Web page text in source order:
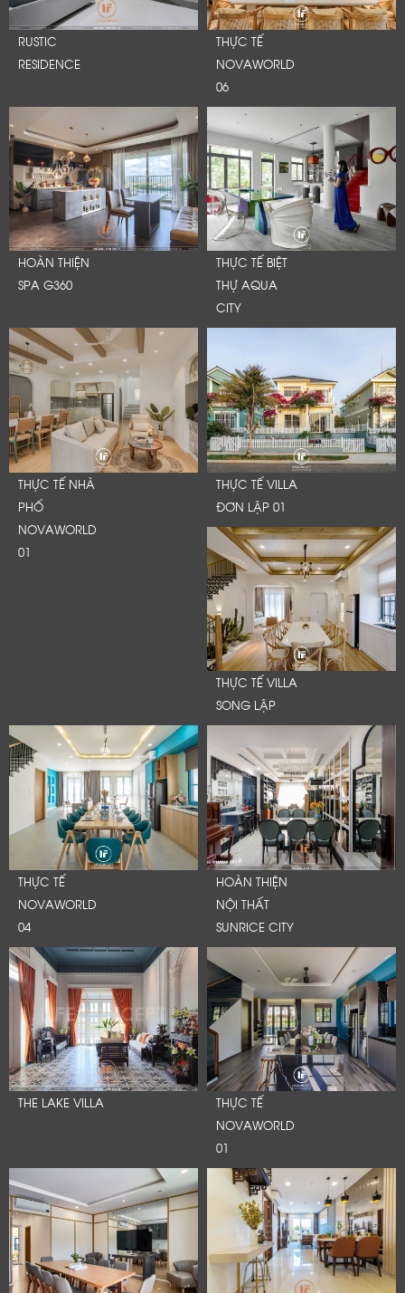
RUSTIC
RESIDENCE
THỰC TẾ
NOVAWORLD
06
HOÀN THIỆN
SPA G360
THỰC TẾ BIỆT
THỰ AQUA
CITY
THỰC TẾ NHÀ
PHỐ
NOVAWORLD
01
THỰC TẾ VILLA
ĐƠN LẬP 01
THỰC TẾ VILLA
SONG LẬP
THỰC TẾ
NOVAWORLD
04
HOÀN THIỆN
NỘI THẤT
SUNRICE CITY
THE LAKE VILLA
THỰC TẾ
NOVAWORLD
01